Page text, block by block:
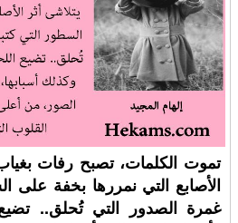
تموت الكلمات، تصبح رفات
الأصابع التي نمررها بخفة على
غمرة الصدور التي تُحلق..